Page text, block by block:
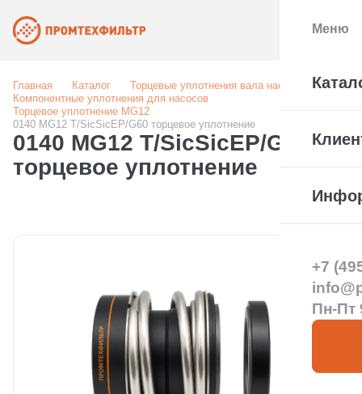
Главная Каталог
Торцевые уплотнения вала насоса
Компонентные уплотнения для насосов
Торцевое уплотнение MG12
0140 MG12 T/SicSicEP/G60 торцевое уплотнение
0140 MG12 T/SicSicEP/G60
торцевое уплотнение
Меню
+7
Пн-Пт